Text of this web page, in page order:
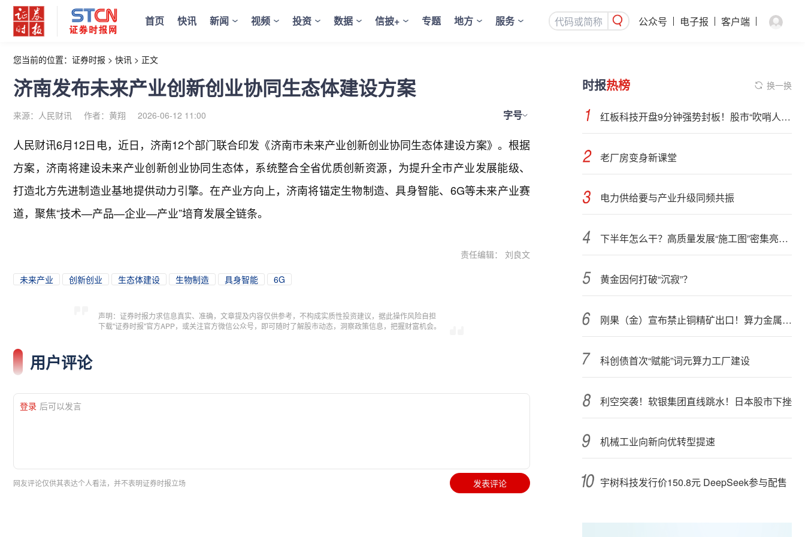
首页 快讯 新闻 视频 投资 数据 信披+ 专题 地方 服务 公众号 电子报 客户端
您当前的位置： 证券时报 > 快讯 > 正文
济南发布未来产业创新创业协同生态体建设方案
来源：人民财讯 作者：黄翔 2026-06-12 11:00 字号
人民财讯6月12日电， 近日，济南12个部门联合印发《济南市未来产业创新创业协同生态体建设方案》。根据
方案，济南将建设未来产业创新创业协同生态体，系统整合全省优质创新资源，为提升全市产业发展能级、
打造北方先进制造业基地提供动力引擎。在产业方向上，济南将锚定生物制造、具身智能、6G等未来产业赛
道，聚焦“技术—产品—企业—产业”培育发展全链条。
责任编辑： 刘良文
未来产业 创新创业 生态体建设 生物制造 具身智能 6G
声明：证券时报力求信息真实、准确，文章提及内容仅供参考，不构成实质性投资建议，据此操作风险自担
下载"证券时报"官方APP，或关注官方微信公众号，即可随时了解股市动态，洞察政策信息，把握财富机会。
用户评论
登录 后可以发言
网友评论仅供其表达个人看法，并不表明证券时报立场 发表评论
时报热榜 换一换
红板科技开盘9分钟强势封板！股市“吹哨人”突然改口！市场风向变了？
老厂房变身新课堂
电力供给要与产业升级同频共振
下半年怎么干？高质量发展“施工图”密集亮相 聚焦主业提质增效 国资央企向AI要动能
黄金因何打破“沉寂”？
刚果（金）宣布禁止铜精矿出口！算力金属影响多大？
科创债首次“赋能”词元算力工厂建设
利空突袭！软银集团直线跳水！日本股市下挫
机械工业向新向优转型提速
宇树科技发行价150.8元 DeepSeek参与配售